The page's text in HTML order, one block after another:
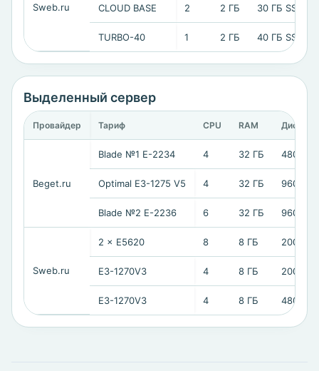
Sweb.ru CLOUD BASE 2 2 ГБ 30 ГБ SSD
TURBO-40 1 2 ГБ 40 ГБ SSD
Выделенный сервер
Провайдер Тариф CPU RAM Диск
Beget.ru
Blade №1 E-2234 4 32 ГБ 480 ГБ
Optimal E3-1275 V5 4 32 ГБ 960 ГБ
Blade №2 E-2236 6 32 ГБ 960 ГБ
Sweb.ru
2 × E5620 8 8 ГБ 2000 ГБ
E3-1270V3 4 8 ГБ 2000 ГБ
E3-1270V3 4 8 ГБ 480 ГБ